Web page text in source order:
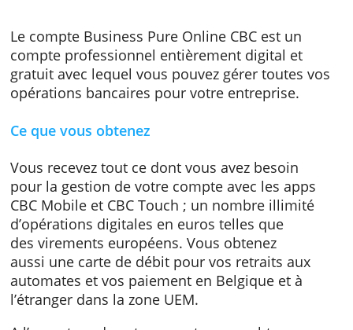
Business Pure Online CBC
Le compte Business Pure Online CBC est un
compte professionnel entièrement digital et
gratuit avec lequel vous pouvez gérer toutes
Ce que vous obtenez
Vous recevez tout ce dont vous avez besoin
pour la gestion de votre compte avec les
CBC Mobile et CBC Touch ; un nombre
d’opérations digitales en euros telles que